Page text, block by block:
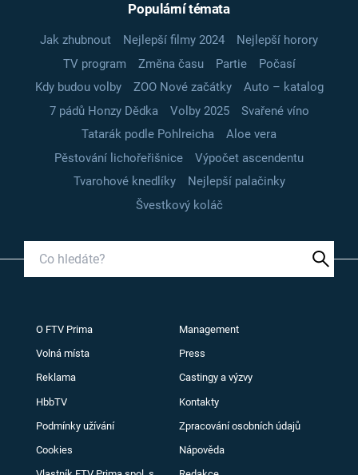
Populární témata
Jak zhubnout Nejlepší filmy 2024
Nejlepší horory
TV program
Změna času Partie
Počasí
Kdy budou volby
ZOO Nové začátky
Auto – katalog
7 pádů Honzy Dědka
Volby 2025
Svařené víno
Tatarák podle Pohlreicha
Aloe vera
Pěstování lichořeřišnice
Výpočet ascendentu
Tvarohové knedlíky
Nejlepší palačinky
Švestkový koláč
O FTV Prima Management
Volná místa Press
Reklama Castingy a výzvy
HbbTV Kontakty
Podmínky užívání Zpracování osobních údajů
Cookies Nápověda